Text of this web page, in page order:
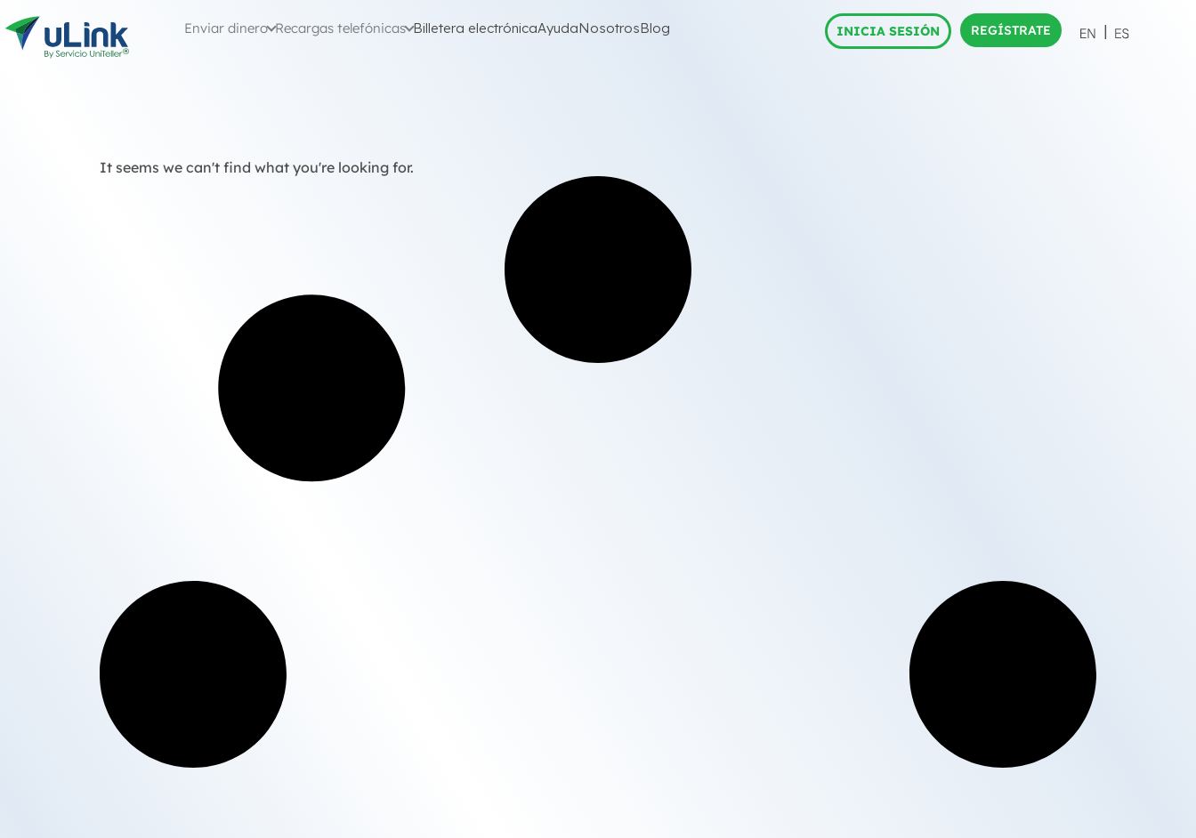
Enviar dinero Recargas telefónicas Billetera electrónicaAyudaNosotrosBlog INICIA SESIÓN REGÍSTRATE
It seems we can't find what you're looking for.